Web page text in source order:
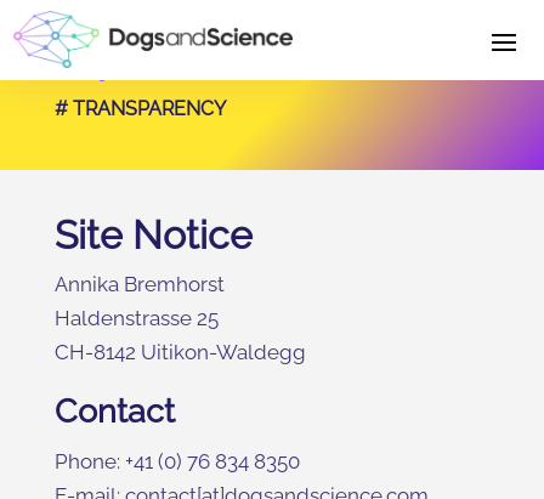
Imprint
# TRANSPARENCY
Site Notice
Annika Bremhorst
Haldenstrasse 25
CH-8142 Uitikon-Waldegg
Contact
Phone: +41 (0) 76 834 8350